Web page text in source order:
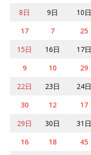
8日
9日 10日
17
7 25
15日
16日 17日
9
10 29
22日
23日 24日
30
12 17
29日
30日 31日
16
18 45